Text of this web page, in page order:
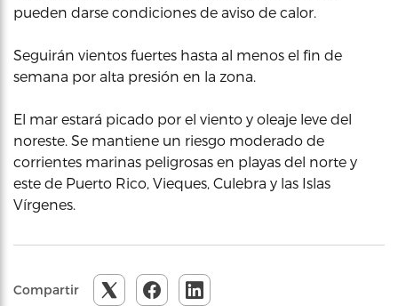
pueden darse condiciones de aviso de calor.
Seguirán vientos fuertes hasta al menos el fin de
semana por alta presión en la zona.
El mar estará picado por el viento y oleaje leve del
noreste. Se mantiene un riesgo moderado de
corrientes marinas peligrosas en playas del norte y
este de Puerto Rico, Vieques, Culebra y las Islas
Vírgenes.
Compartir